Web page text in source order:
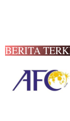
BERITA